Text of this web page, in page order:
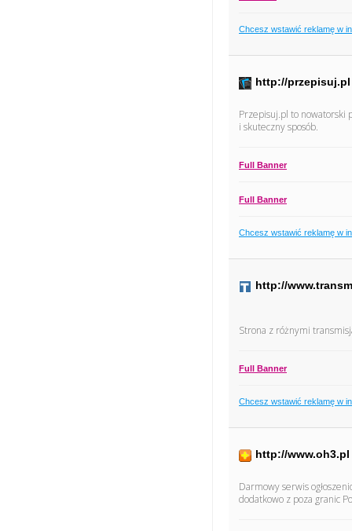
Chcesz wstawić reklamę w
http://przepisuj.pl
Przepisuj.pl to nowatorski
i skuteczny sposób.
Full Banner
Full Banner
Chcesz wstawić reklamę w
http://
Strona z różnymi
Full Banner
Chcesz wstawić reklamę w
http://www.oh3.pl
Darmowy serwis
dodatkowo z poza granic